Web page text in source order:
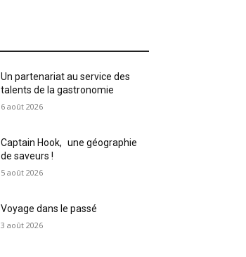
Un partenariat au service des
talents de la gastronomie
6 août 2026
Captain Hook, une géographie
de saveurs !
5 août 2026
Voyage dans le passé
3 août 2026